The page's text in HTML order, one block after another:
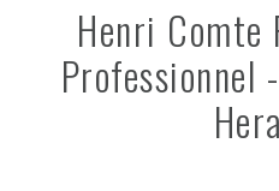
Henri Comte